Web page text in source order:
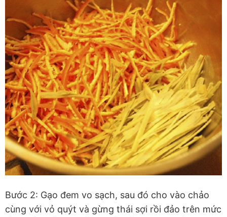
Bước 2: Gạo đem vo sạch, sau đó cho vào chảo
cùng với vỏ quýt và gừng thái sợi rồi đảo trên mức